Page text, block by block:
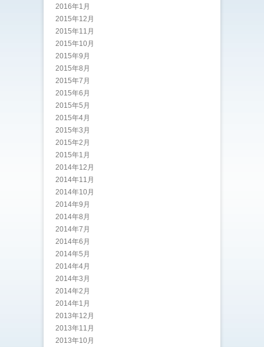
2016年1月
2015年12月
2015年11月
2015年10月
2015年9月
2015年8月
2015年7月
2015年6月
2015年5月
2015年4月
2015年3月
2015年2月
2015年1月
2014年12月
2014年11月
2014年10月
2014年9月
2014年8月
2014年7月
2014年6月
2014年5月
2014年4月
2014年3月
2014年2月
2014年1月
2013年12月
2013年11月
2013年10月